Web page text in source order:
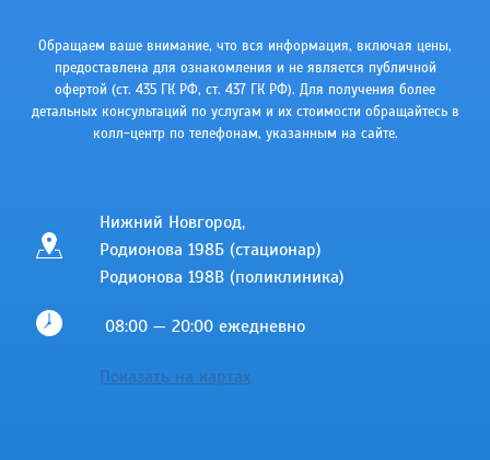
Обращаем ваше внимание, что вся информация, включая цены,
предоставлена для ознакомления и не является публичной
офертой (ст. 435 ГК РФ, cт. 437 ГК РФ). Для получения более
детальных консультаций по услугам и их стоимости обращайтесь в
колл-центр по телефонам, указанным на сайте.
Нижний Новгород,
Родионова 198Б (стационар)
Родионова 198В (поликлиника)
08:00 — 20:00 ежедневно
Показать на картах